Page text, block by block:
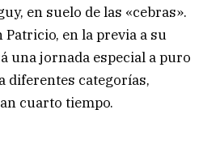
en suelo de las «cebras».
Patricio, en la previa a su
una jornada especial a puro
diferentes categorías,
cuarto tiempo.